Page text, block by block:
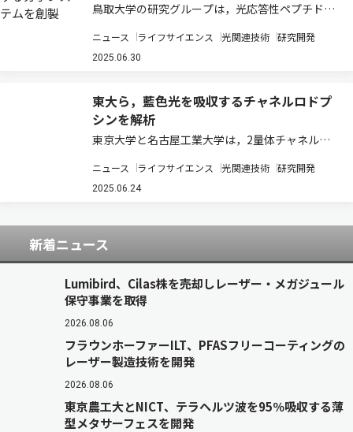
鳥取大学の研究グループは，光応答性ペプチドナ
ソームを人工的に創製し，光によりアメーバのよ
うな局所的な形態変化をさせることに世界で初め
ニュース ライフサイエンス 光関連技術 研究開発
2025.06.30
東大ら，藍色光を吸収するチャネルロドプ
シンを解析
東京大学と名古屋工業大学は，2量体チャネルロ
オ電子顕微鏡（cryo-EM）を用いた単粒子解析で
決定した（ニュースリリース）。 KnChRは2021
ニュース ライフサイエンス 光関連技術 研究開発
2025.06.24
新着ニュース
Lumibird、Cilas株を売却しレーザー・メガジュール
保守事業を取得
2026.08.06
フラウンホーファーILT、PFASフリーコーティングの
レーザー製造技術を開発
2026.08.06
東京農工大とNICT、テラヘルツ波を95％吸収する薄
型メタサーフェスを開発